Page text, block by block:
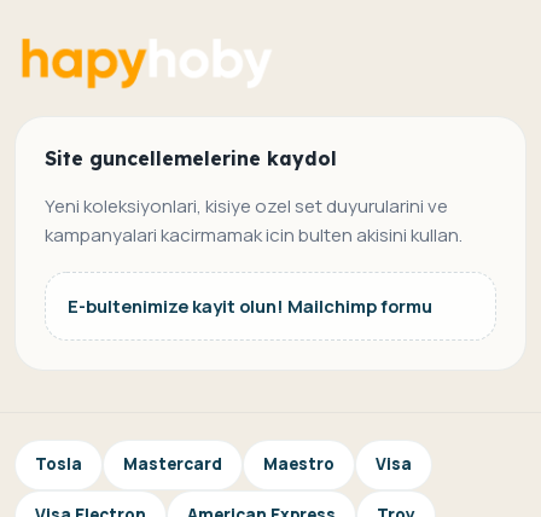
Site guncellemelerine kaydol
Yeni koleksiyonlari, kisiye ozel set duyurularini ve
kampanyalari kacirmamak icin bulten akisini kullan.
E-bultenimize kayit olun! Mailchimp formu
Tosla Mastercard Maestro Visa